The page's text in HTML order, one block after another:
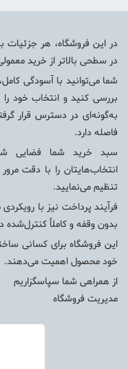
در این فروشگاه، هر جزئیات
در سطحی بالاتر از خرید
شما می‌توانید با آسودگی
بررسی کنید و انتخاب خود
به‌گونه‌ای در دسترس قرار
فاصله دارد.
سبد خرید شما فضایی
انتخاب‌هایتان را با دقت
تنظیم می‌نمایید.
فرآیند پرداخت نیز با
بدون وقفه و کاملاً کنترل‌شده
این فروشگاه برای کسانی
خود محصول اهمیت می‌دهند.
از همراهی شما سپاسگزاریم
مدیریت فروشگاه